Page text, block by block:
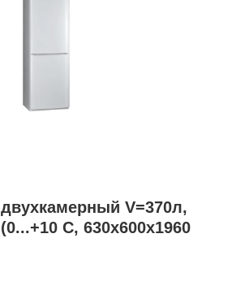
V=370л,
С, 630х600х1960